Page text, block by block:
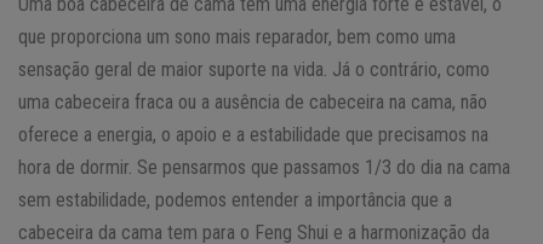
que proporciona um sono mais reparador, bem como uma
sensação geral de maior suporte na vida. Já o contrário, como
uma cabeceira fraca ou a ausência de cabeceira na cama, não
oferece a energia, o apoio e a estabilidade que precisamos na
hora de dormir. Se pensarmos que passamos 1/3 do dia na cama
sem estabilidade, podemos entender a importância que a
cabeceira da cama tem para o Feng Shui e a harmonização da